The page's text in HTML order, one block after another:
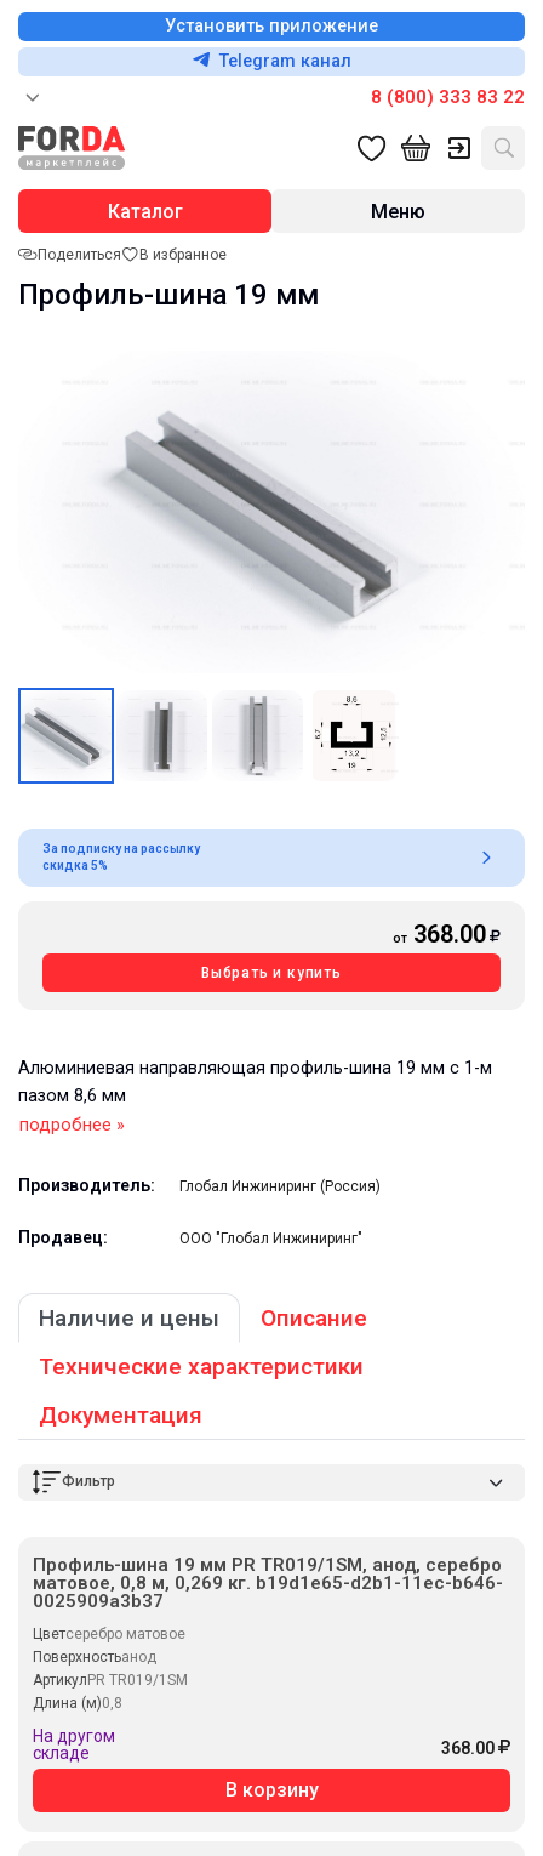
Установить приложение
Telegram канал
8 (800) 333 83 22
Каталог Меню
Поделиться В избранное
Профиль-шина 19 мм
За подписку на рассылку
скидка 5%
от 368.00
Выбрать и купить
Алюминиевая направляющая профиль-шина 19 мм с 1-м
пазом 8,6 мм
подробнее »
Производитель: Глобал Инжиниринг (Россия)
Продавец: ООО "Глобал Инжиниринг"
Наличие и цены
Описание
Технические характеристики
Документация
Фильтр
Профиль-шина 19 мм PR TR019/1SM, анод, серебро
матовое, 0,8 м, 0,269 кг. b19d1e65-d2b1-11ec-b646-
0025909a3b37
Цветсеребро матовое
Поверхностьанод
АртикулPR TR019/1SM
Длина (м)0,8
На другом
складе
368.00
В корзину